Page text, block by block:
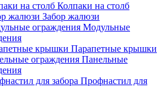
Колпаки на столб
Забор жалюзи
Модульные
Парапетные крышки
Панельные
Профнастил для